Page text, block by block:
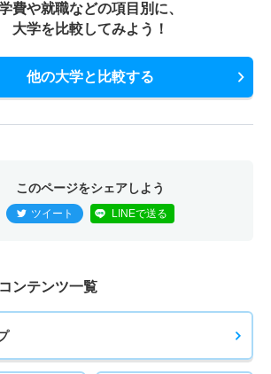
費や就職などの項目別に、
大学を比較してみよう！
他の大学と比較する
このページをシェアしよう
ツイート LINEで送る
ンテンツ一覧